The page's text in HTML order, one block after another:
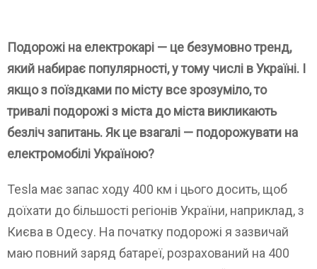
Подорожі на електрокарі — це безумовно тренд,
який набирає популярності, у тому числі в Україні. І
якщо з поїздками по місту все зрозуміло, то
тривалі подорожі з міста до міста викликають
безліч запитань. Як це взагалі — подорожувати на
електромобілі Україною?
Tesla має запас ходу 400 км і цього досить, щоб
доїхати до більшості регіонів України, наприклад, з
Києва в Одесу. На початку подорожі я зазвичай
маю повний заряд батареї, розрахований на 400